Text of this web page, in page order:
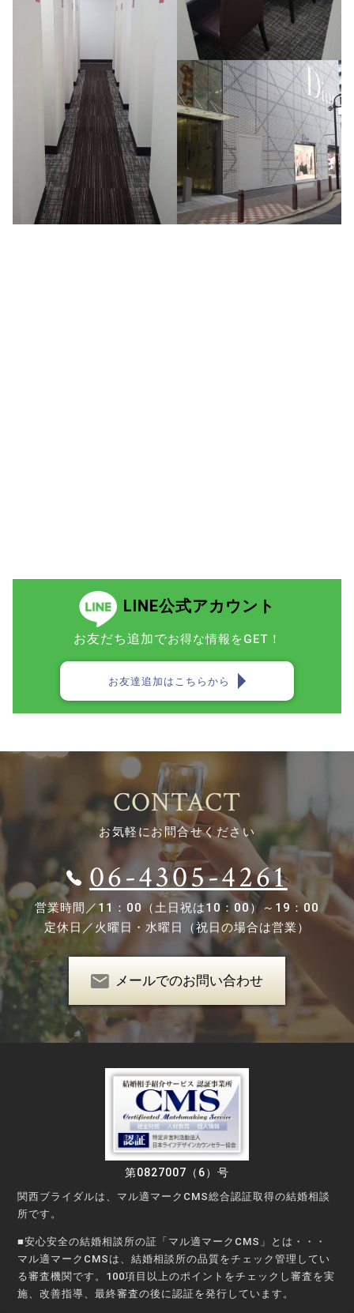
LINE公式アカウント
お友だち追加でお得な情報をGET！
お友達追加はこちらから
CONTACT
お気軽にお問合せください
06-4305-4261
営業時間／11：00（土日祝は10：00）～19：00
定休日／火曜日・水曜日（祝日の場合は営業）
メールでのお問い合わせ
第0827007（6）号
関西ブライダルは、マル適マークCMS総合認証取得の結婚相談
所です。
■安心安全の結婚相談所の証「マル適マークCMS」とは・・・
マル適マークCMSは、結婚相談所の品質をチェック管理してい
る審査機関です。100項目以上のポイントをチェックし審査を実
施、改善指導、最終審査の後に認証を発行しています。